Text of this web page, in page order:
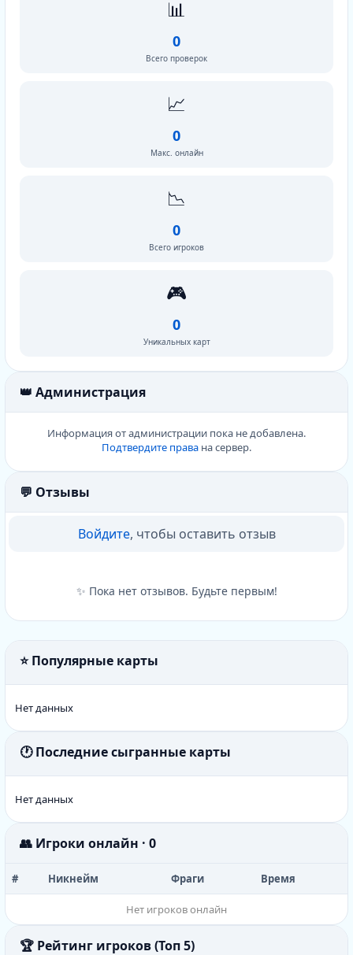
📊
0
Всего проверок
📈
0
Макс. онлайн
📉
0
Всего игроков
🎮
0
Уникальных карт
👑 Администрация
Информация от администрации пока не добавлена.
Подтвердите права на сервер.
💬 Отзывы
Войдите, чтобы оставить отзыв
✨ Пока нет отзывов. Будьте первым!
⭐ Популярные карты
Нет данных
🕐 Последние сыгранные карты
Нет данных
👥 Игроки онлайн · 0
# Никнейм Фраги Время
Нет игроков онлайн
🏆 Рейтинг игроков (Топ 5)